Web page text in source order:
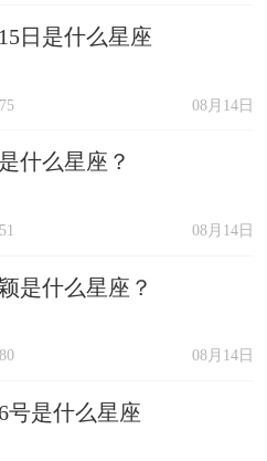
日是什么星座
08月14日
什么星座？
08月14日
是什么星座？
08月14日
号是什么星座